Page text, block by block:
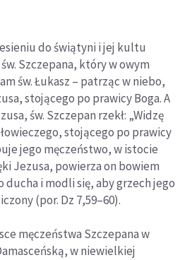
do świątyni i jej kultu
Szczepana, który w owym
św. Łukasz – patrząc w niebo,
stojącego po prawicy Boga. A
św. Szczepan rzekł: „Widzę
stojącego po prawicy
jego męczeństwo, w istocie
Jezusa, powierza on bowiem
ducha i modli się, aby grzech jego
(por. Dz 7,59–60).
męczeństwa Szczepana w
w niewielkiej